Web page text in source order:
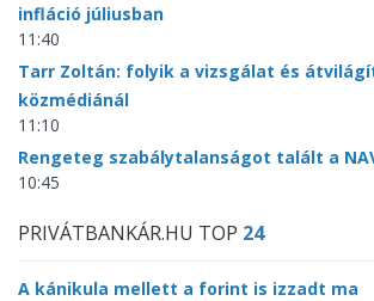
infláció júliusban
11:40
Tarr Zoltán: folyik a vizsgálat és
közmédiánál
11:10
Rengeteg szabálytalanságot talált a
10:45
PRIVÁTBANKÁR.HU TOP 24
A kánikula mellett a forint is izzadt ma